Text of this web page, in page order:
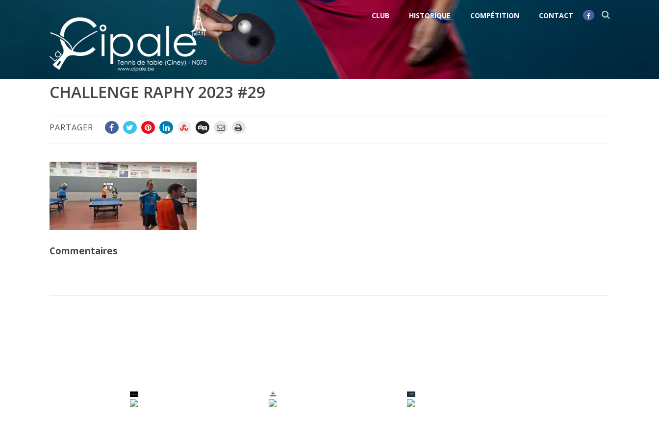
CLUB HISTORIQUE COMPÉTITION CONTACT
CHALLENGE RAPHY 2023 #29
PARTAGER
Commentaires